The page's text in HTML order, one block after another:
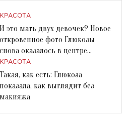
КРАСОТА
И это мать двух девочек? Новое
откровенное фото Глюкозы
снова оказалось в центре
скандала
КРАСОТА
Такая, как есть: Глюкоза
показала, как выглядит без
макияжа